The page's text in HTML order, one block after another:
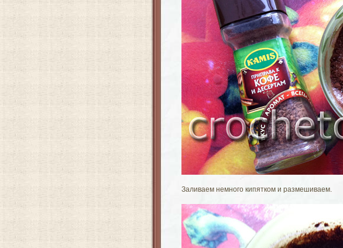
Заливаем немного кипятком и размешиваем.